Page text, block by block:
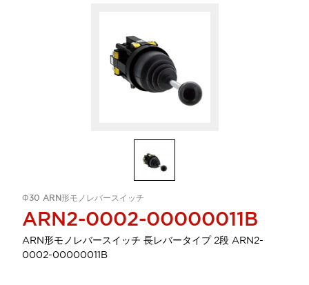
Φ30 ARN形モノレバースイッチ
ARN2-0002-00000011B
ARN形モノレバースイッチ 長レバータイプ 2段 ARN2-
0002-00000011B